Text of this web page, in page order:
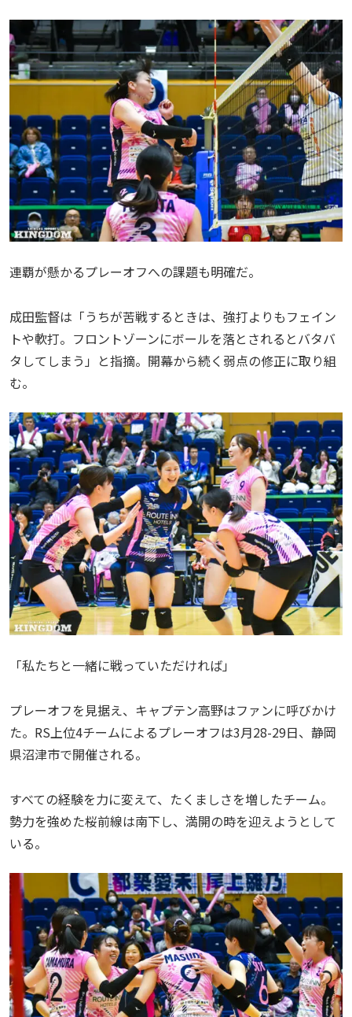
連覇が懸かるプレーオフへの課題も明確だ。
成田監督は「うちが苦戦するときは、強打よりもフェイン
トや軟打。フロントゾーンにボールを落とされるとバタバ
タしてしまう」と指摘。開幕から続く弱点の修正に取り組
む。
「私たちと一緒に戦っていただければ」
プレーオフを見据え、キャプテン高野はファンに呼びかけ
た。RS上位4チームによるプレーオフは3月28-29日、静岡
県沼津市で開催される。
すべての経験を力に変えて、たくましさを増したチーム。
勢力を強めた桜前線は南下し、満開の時を迎えようとして
いる。